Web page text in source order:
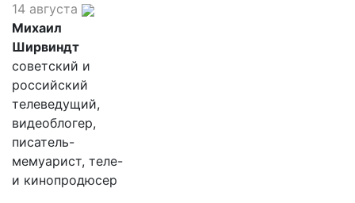
14 августа
Михаил
Ширвиндт
советский и
российский
телеведущий,
видеоблогер,
писатель-
мемуарист, теле-
и кинопродюсер